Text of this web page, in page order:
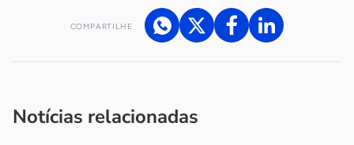
COMPARTILHE
Notícias relacionadas